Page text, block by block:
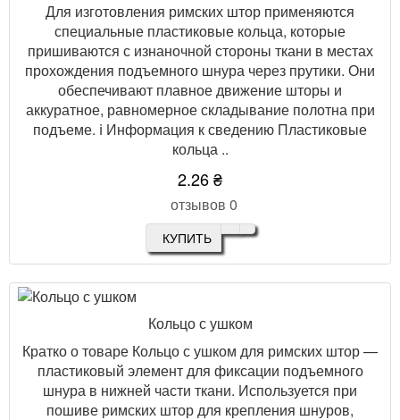
Для изготовления римских штор применяются
специальные пластиковые кольца, которые
пришиваются с изнаночной стороны ткани в местах
прохождения подъемного шнура через прутики. Они
обеспечивают плавное движение шторы и
аккуратное, равномерное складывание полотна при
подъеме. ℹ️ Информация к сведению Пластиковые
кольца ..
2.26 ₴
отзывов 0
КУПИТЬ
Кольцо с ушком
Кратко о товаре Кольцо с ушком для римских штор —
пластиковый элемент для фиксации подъемного
шнура в нижней части ткани. Используется при
пошиве римских штор для крепления шнуров,